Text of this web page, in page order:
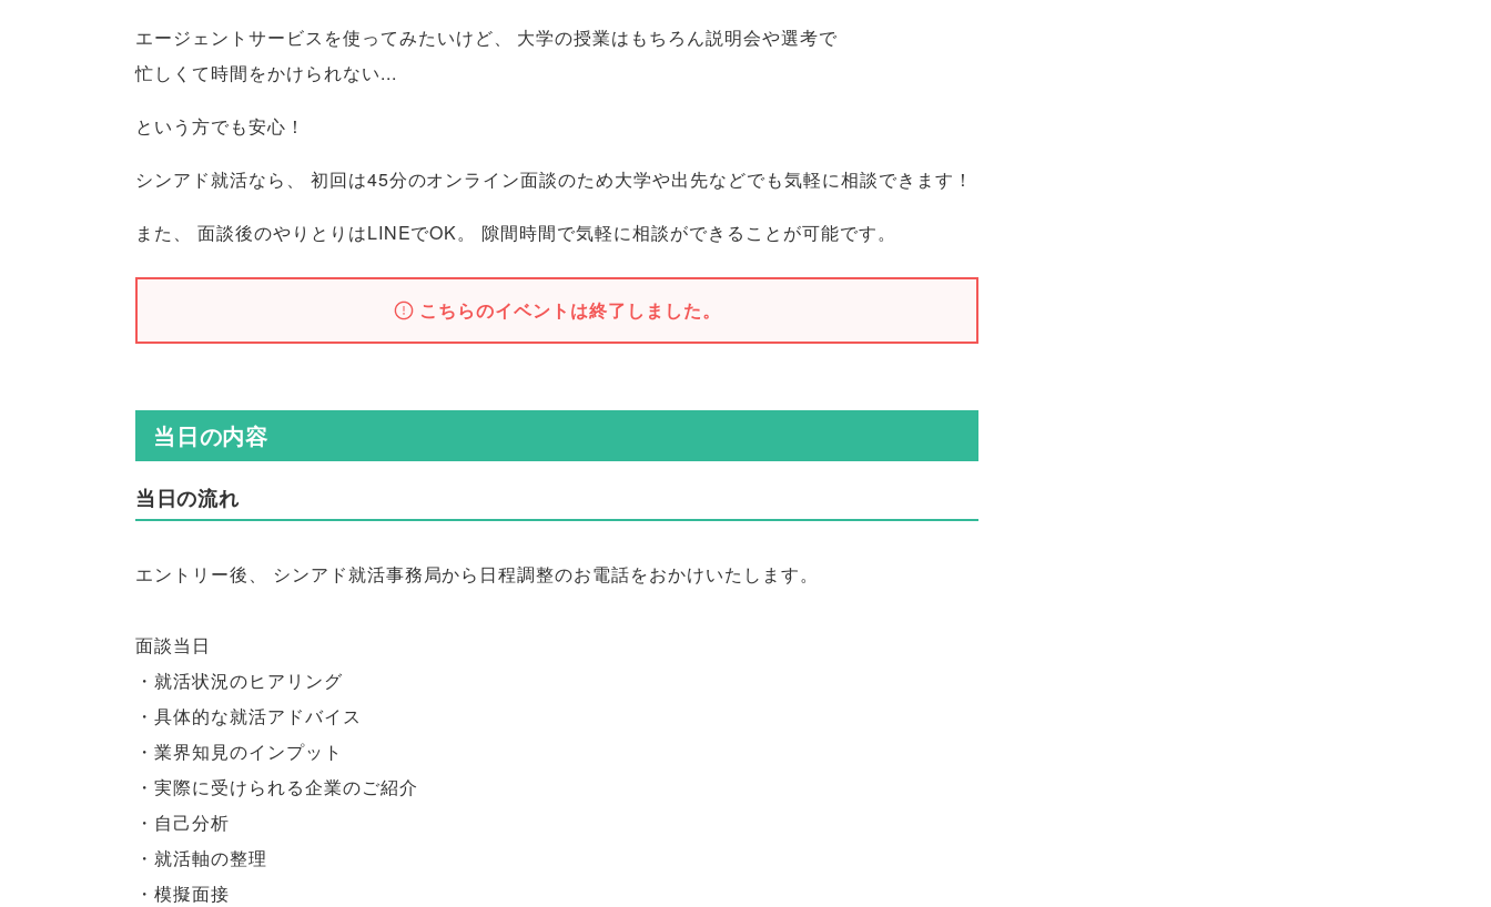
エージェントサービスを使ってみたいけど、
大学の授業はもちろん説明会や選考で
忙しくて時間をかけられない...
という方でも安心！
シンアド就活なら 、 初回は45分のオンライン面談のため大学や出先などでも気軽に相談できます！
また 、 面談後のやりとりはLINEでOK。 隙間時間で気軽に相談ができることが可能です。
こちらのイベントは終了しました。
当日の内容
当日の流れ
エントリー後 シンアド就活事務局から日程調整のお電話をおかけいたします。
面談当日
・就活状況のヒアリング
・具体的な就活アドバイス
・業界知見のインプット
・実際に受けられる企業のご紹介
・自己分析
・就活軸の整理
・模擬面接